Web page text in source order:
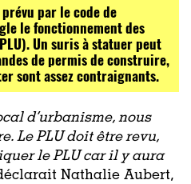
par le code de
le fonctionnement des
Un suris à statuer peut
de permis de construire,
sont assez contraignants.
d’urbanisme, nous
Le PLU doit être revu,
le PLU car il y aura
Nathalie Aubert,